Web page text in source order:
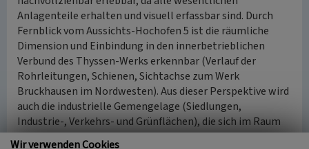
Anlagenteile erhalten und visuell erfassbar sind. Durch
Fernblick vom Aussichts-Hochofen 5 ist die räumliche
Dimension und Einbindung in den innerbetrieblichen
Verbund des Thyssen-Werks erkennbar (Verlauf der
Rohrleitungen, Schienen, Sichtachse zum Werk
Bruckhausen im Nordwesten). Aus dieser Perspektive wird
auch die industrielle Gemengelage (Siedlungen,
Industrie-, Verkehrs- und Grünflächen), die sich im Raum
Hamborn/Neumühl in den 1920er Jahren als
Wir verwenden Cookies